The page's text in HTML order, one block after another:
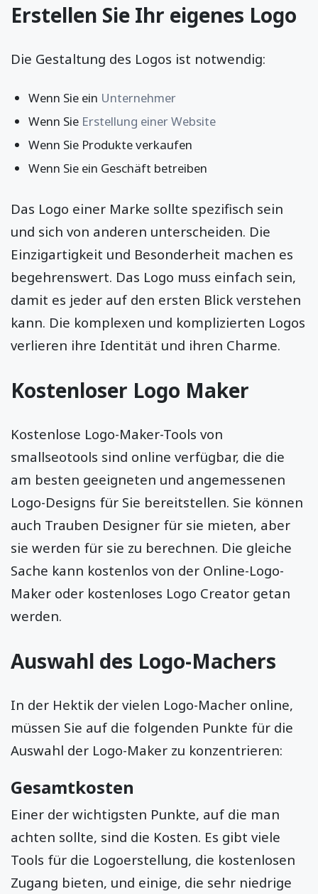
Erstellen Sie Ihr eigenes Logo
Die Gestaltung des Logos ist notwendig:
Wenn Sie ein Unternehmer
Wenn Sie Erstellung einer Website
Wenn Sie Produkte verkaufen
Wenn Sie ein Geschäft betreiben
Das Logo einer Marke sollte spezifisch sein
und sich von anderen unterscheiden. Die
Einzigartigkeit und Besonderheit machen es
begehrenswert. Das Logo muss einfach sein,
damit es jeder auf den ersten Blick verstehen
kann. Die komplexen und komplizierten Logos
verlieren ihre Identität und ihren Charme.
Kostenloser Logo Maker
Kostenlose Logo-Maker-Tools von
smallseotools sind online verfügbar, die die
am besten geeigneten und angemessenen
Logo-Designs für Sie bereitstellen. Sie können
auch Trauben Designer für sie mieten, aber
sie werden für sie zu berechnen. Die gleiche
Sache kann kostenlos von der Online-Logo-
Maker oder kostenloses Logo Creator getan
werden.
Auswahl des Logo-Machers
In der Hektik der vielen Logo-Macher online,
müssen Sie auf die folgenden Punkte für die
Auswahl der Logo-Maker zu konzentrieren:
Gesamtkosten
Einer der wichtigsten Punkte, auf die man
achten sollte, sind die Kosten. Es gibt viele
Tools für die Logoerstellung, die kostenlosen
Zugang bieten, und einige, die sehr niedrige